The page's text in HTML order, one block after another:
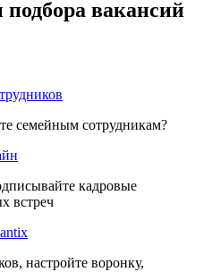
вакансий
семейным сотрудникам?
кадровые
встреч
настройте воронку,